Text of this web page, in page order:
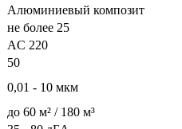
Алюминиевый композит
не более 25
AC 220
50
0,01 - 10 мкм
до 60 м² / 180 м³